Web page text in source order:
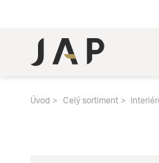
Úvod Celý sortiment